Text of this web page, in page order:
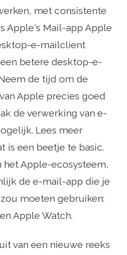
met consistente
Apple's Mail-app Apple
e-mailclient
betere desktop-e-
de tijd om de
Apple precies goed
de verwerking van e-
Lees meer
is een beetje te basic.
Apple-ecosysteem,
de e-mail-app die je
moeten gebruiken:
Apple Watch.
van een nieuwe reeks